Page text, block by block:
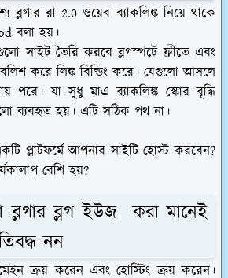
ব্লগার রা 2.0 ওয়েব ব্যাকলিঙ্ক নিয়ে থাকে
বলা হয়।
সাইট তৈরি করবে ব্লগস্পটে ফ্রীতে এবং
করে লিঙ্ক বিল্ডিং করে। যেগুলো আসলে
যা সুধু মাএ ব্যাকলিঙ্ক স্কোর বৃদ্ধি
ব্যবহৃত হয়। এটি সঠিক পথ না।
প্লাটফর্মে আপনার সাইটি হোস্ট করবেন?
বেশি হয়?
ব্লগার ব্লগ ইউজ করা মানেই
নন
ক্রয় করেন এবং হোস্টিং ক্রয় করেন।